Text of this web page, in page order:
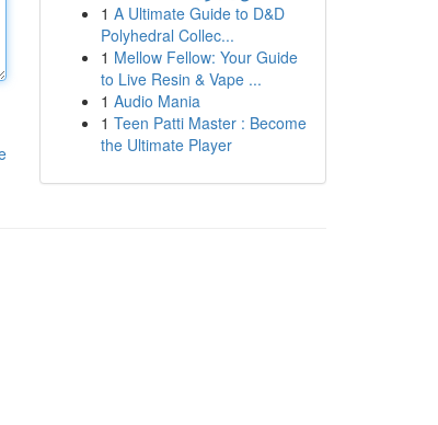
1 A Ultimate Guide to D&D
Polyhedral Collec...
1 Mellow Fellow: Your Guide
to Live Resin & Vape ...
1 Audio Mania
1 Teen Patti Master : Become
the Ultimate Player